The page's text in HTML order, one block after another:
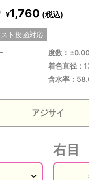
¥1,760 (税込)
ト投函対応
度数：
着色直径：
含水率：
右目